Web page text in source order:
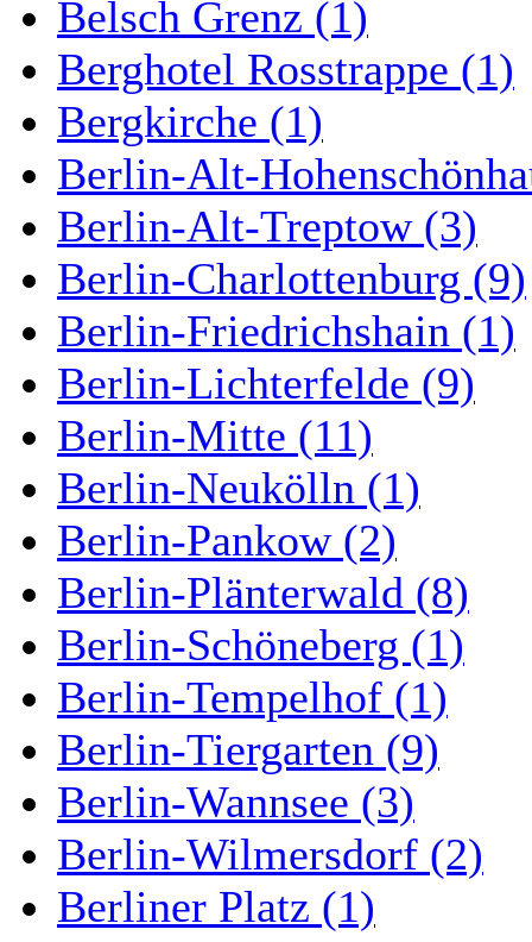
Belsch Grenz (1)
Berghotel Rosstrappe (1)
Bergkirche (1)
Berlin-Alt-
Berlin-Alt-Treptow (3)
Berlin-Charlottenburg (9)
Berlin-Friedrichshain (1)
Berlin-Lichterfelde (9)
Berlin-Mitte (11)
Berlin-Neukölln (1)
Berlin-Pankow (2)
Berlin-Plänterwald (8)
Berlin-Schöneberg (1)
Berlin-Tempelhof (1)
Berlin-Tiergarten (9)
Berlin-Wannsee (3)
Berlin-Wilmersdorf (2)
Berliner Platz (1)